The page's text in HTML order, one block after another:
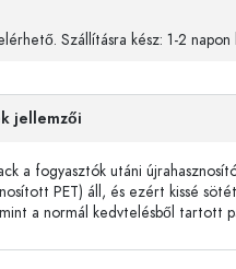
Szállításra kész: 1-2 napon
jellemzői
a fogyasztók utáni
PET) áll, és ezért kissé
a normál kedvtelésből tartott